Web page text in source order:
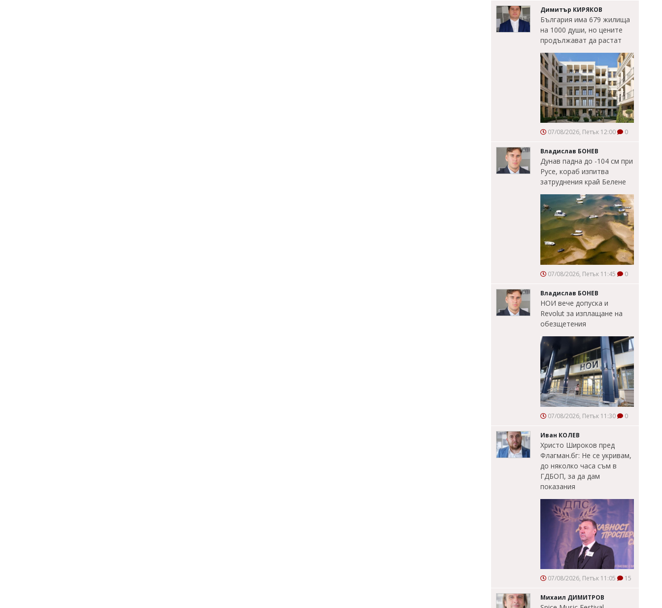
Димитър КИРЯКОВ
България има 679 жилища
на 1000 души, но цените
продължават да растат
07/08/2026, Петък 12:00 0
Владислав БОНЕВ
Дунав падна до -104 см при
Русе, кораб изпитва
затруднения край Белене
07/08/2026, Петък 11:45 0
Владислав БОНЕВ
НОИ вече допуска и
Revolut за изплащане на
обезщетения
07/08/2026, Петък 11:30 0
Иван КОЛЕВ
Христо Широков пред
Флагман.бг: Не се укривам,
до няколко часа съм в
ГДБОП, за да дам
показания
07/08/2026, Петък 11:05 15
Михаил ДИМИТРОВ